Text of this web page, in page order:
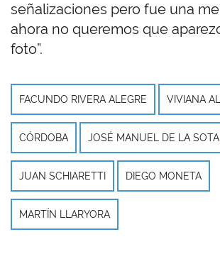
señalizaciones pero fue una
ahora no queremos que
foto”.
FACUNDO RIVERA ALEGRE VIVIANA
CÓRDOBA JOSÉ MANUEL DE LA SOTA
JUAN SCHIARETTI DIEGO MONETA
MARTÍN LLARYORA